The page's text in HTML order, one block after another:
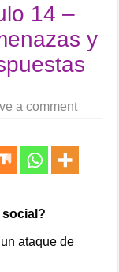
14 –
y
a comment
social?
ataque de